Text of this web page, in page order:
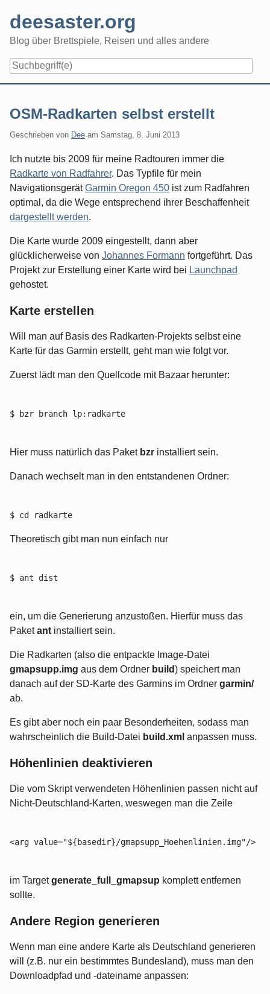
content
deesaster.org
Blog über Brettspiele, Reisen und alles andere
OSM-Radkarten selbst erstellt
Geschrieben von Dee am Samstag, 8. Juni 2013
Ich nutzte bis 2009 für meine Radtouren immer die
Radkarte von Radfahrer. Das Typfile für mein
NavigationsgerätGarmin Oregon 450 ist zum Radfahren
optimal, da die Wege entsprechend ihrer Beschaffenheit
dargestellt werden.
Die Karte wurde 2009 eingestellt, dann aber
glücklicherweise von Johannes Formann fortgeführt. Das
Projekt zur Erstellung einer Karte wird bei Launchpad
gehostet.
Karte erstellen
Will man auf Basis des Radkarten-Projekts selbst eine
Karte für das Garmin erstellt, geht man wie folgt vor.
Zuerst lädt man den Quellcode mit Bazaar herunter:
$ bzr branch lp:radkarte
Hier muss natürlich das Paket bzr installiert sein.
Danach wechselt man in den entstandenen Ordner:
$ cd radkarte
Theoretisch gibt man nun einfach nur
$ ant dist
ein, um die Generierung anzustoßen. Hierfür muss das
Paketant installiert sein.
Die Radkarten (also die entpackte Image-Datei
gmapsupp.img aus dem Ordner build) speichert man
danach auf der SD-Karte des Garmins im Ordner garmin/
ab.
Es gibt aber noch ein paar Besonderheiten, sodass man
wahrscheinlich die Build-Datei build.xml anpassen muss.
Höhenlinien deaktivieren
Die vom Skript verwendeten Höhenlinien passen nicht auf
Nicht-Deutschland-Karten, weswegen man die Zeile
<arg value="${basedir}/gmapsupp_Hoehenlinien.img"/>
im Targetgenerate_full_gmapsup komplett entfernen
sollte.
Andere Region generieren
Wenn man eine andere Karte als Deutschland generieren
will (z.B. nur ein bestimmtes Bundesland), muss man den
Downloadpfad und -dateiname anpassen: